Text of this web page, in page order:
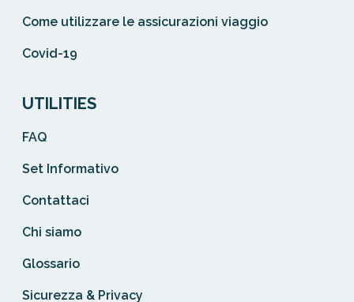
Come utilizzare le assicurazioni viaggio
Covid-19
UTILITIES
FAQ
Set Informativo
Contattaci
Chi siamo
Glossario
Sicurezza & Privacy